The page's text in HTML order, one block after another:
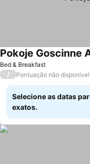
Bed & Breakfast
Pokoje Goscinne
/ Pontuação não disponível
Selecione as datas
exatos.